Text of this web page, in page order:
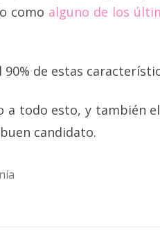
como alguno de los
de estas
a todo esto, y también el
candidato.